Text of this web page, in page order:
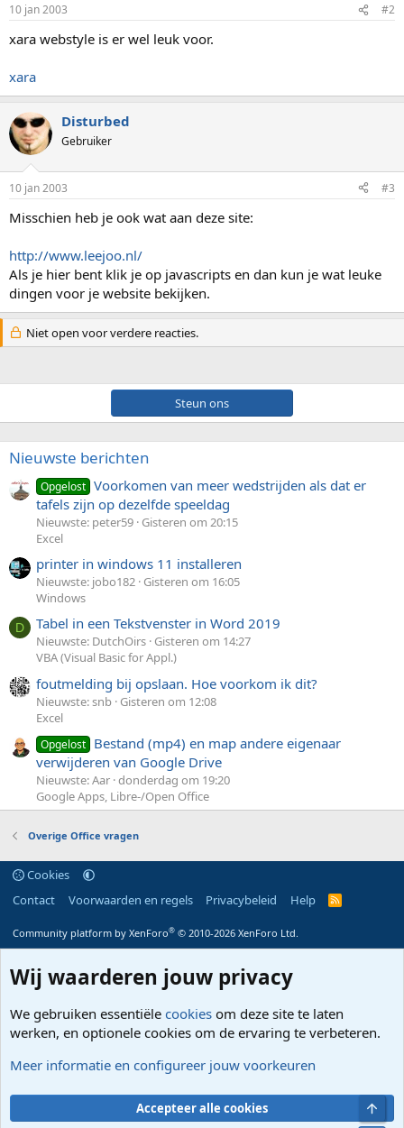
10 jan 2003 #2
xara webstyle is er wel leuk voor.
xara
Disturbed
Gebruiker
10 jan 2003 #3
Misschien heb je ook wat aan deze site:
http://www.leejoo.nl/
Als je hier bent klik je op javascripts en dan kun je wat leuke
dingen voor je website bekijken.
Niet open voor verdere reacties.
Steun ons
Nieuwste berichten
Opgelost Voorkomen van meer wedstrijden als dat er
tafels zijn op dezelfde speeldag
Nieuwste: peter59 Gisteren om 20:15
Excel
printer in windows 11 installeren
Nieuwste: jobo182 Gisteren om 16:05
Windows
D Tabel in een Tekstvenster in Word 2019
Nieuwste: DutchOirs Gisteren om 14:27
VBA (Visual Basic for Appl.)
foutmelding bij opslaan. Hoe voorkom ik dit?
Nieuwste: snb Gisteren om 12:08
Excel
Opgelost Bestand (mp4) en map andere eigenaar
verwijderen van Google Drive
Nieuwste: Aar donderdag om 19:20
Google Apps, Libre-/Open Office
Overige Office vragen
Cookies
Contact
Voorwaarden en regels Privacybeleid Help
R
Community platform by XenForo® © 2010-2026 XenForo Ltd.
Wij waarderen jouw privacy
We gebruiken essentiële cookies om deze site te laten
werken, en optionele cookies om de ervaring te verbeteren.
Meer informatie en configureer jouw voorkeuren
Accepteer alle cookies